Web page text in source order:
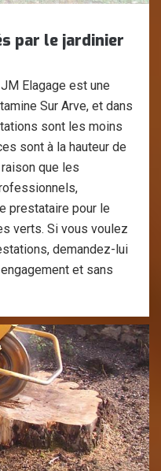
par le jardinier
Elagage est une
Sur Arve, et dans
sont les moins
sont à la hauteur de
que les
prestataire pour le
verts. Si vous voulez
demandez-lui
et sans